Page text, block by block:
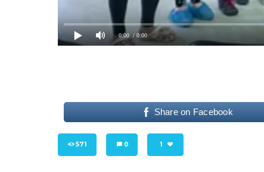
0:00 / 0:00
Share on Facebook
571 0 1